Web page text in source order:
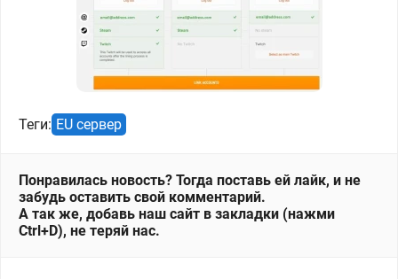
Теги: EU сервер
Понравилась новость? Тогда поставь ей лайк, и не
забудь оставить свой комментарий.
А так же, добавь наш сайт в закладки (нажми
Ctrl+D), не теряй нас.